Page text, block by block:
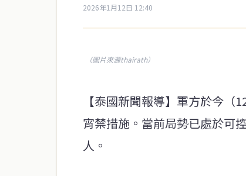
2026年1月12日 12:40
（圖片來源thairath）
【泰國新聞報導】軍方於今
宵禁措施。當前局勢已處於可
人。